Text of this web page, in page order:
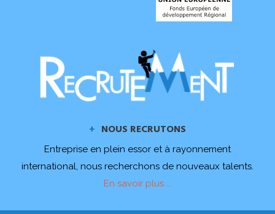
NOUS RECRUTONS
Entreprise en plein essor et à rayonnement
international, nous recherchons de nouveaux talents.
En savoir plus ...